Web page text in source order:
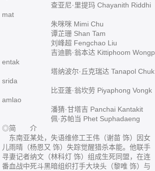
查亚尼·里提玛 Chayanith Riddhi
mat
朱咪咪 Mimi Chu
谭芷珊 Shan Tam
刘峰超 Fengchao Liu
吉迪鹏·翁本达 Kittiphoom Wongp
entak
塔纳波尔·丘克瑞达 Tanapol Chuk
srida
比亚蓬·翁坎劳 Piyaphong Vongk
amlao
潘猜·甘塔吉 Panchai Kantakit
佩·苏帕当 Phet Suphadaeng
◎简 介
东南亚某处，失语维修工王伟（谢苗 饰）因女
儿雨晴（杨恩又 饰）失踪觉醒猎杀本能。他联手
寻妻记者纳文（林科灯 饰）组成生死同盟，在连
番血战中死斗黑暗组织打手大块头（黎唯 饰）与